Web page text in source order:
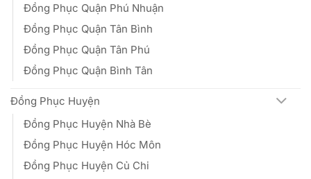
Đồng Phục Quận Phú Nhuận
Đồng Phục Quận Tân Bình
Đồng Phục Quận Tân Phú
Đồng Phục Quận Bình Tân
Đồng Phục Huyện
Đồng Phục Huyện Nhà Bè
Đồng Phục Huyện Hóc Môn
Đồng Phục Huyện Củ Chi